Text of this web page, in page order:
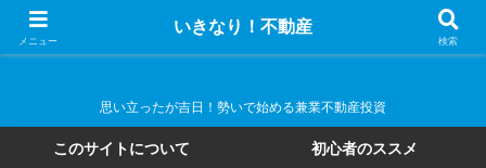
いきなり！不動産
思い立ったが吉日！勢いで始める兼業不動産投資
このサイトについて 初心者のススメ
メニュー
いきなり！不動産
検索